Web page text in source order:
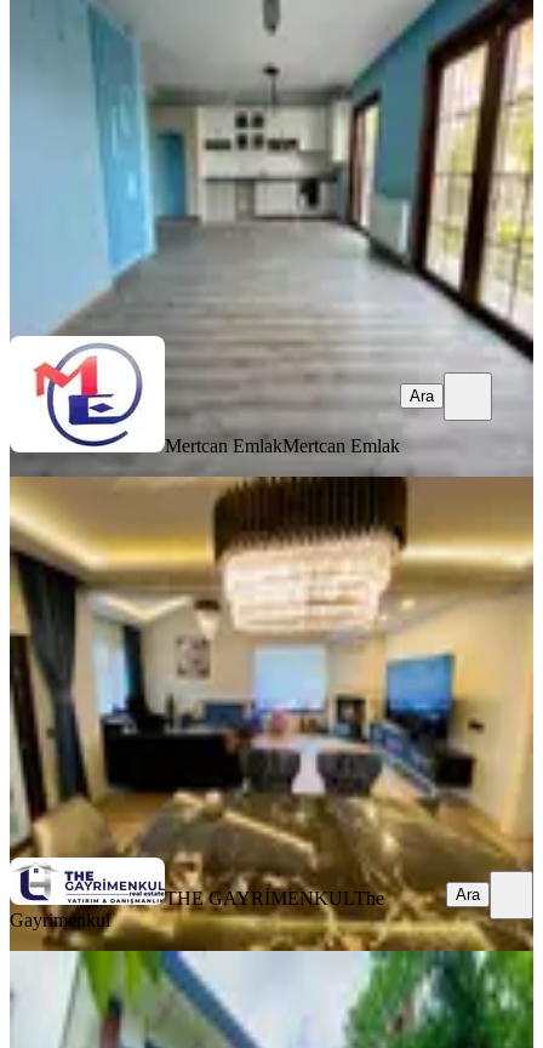
Kullanımlı 4+1 Fırsat Kiralık Villa
İstanbul, Kartal
4+1·220 m²·04.08.2026
125.000 ₺
Mertcan EmlakMertcan Emlak
Mertcan EmlakMertcan Emlak
Ara
Elitkent Sitesi Kiralık 3+1 Eşyalı
Havuzlu Müstakil Villa
İstanbul, Beylikdüzü
3+1
350 m²·03.08.2026
185.000 ₺
THE GAYRİMENKUL The Gayrimenkul
Ara
THE GAYRİMENKULThe
Gayrimenkul
Ara
SIFIR BİNA
Şilede Denize 500m 5+1 Bahçeli
Müstakil Villa